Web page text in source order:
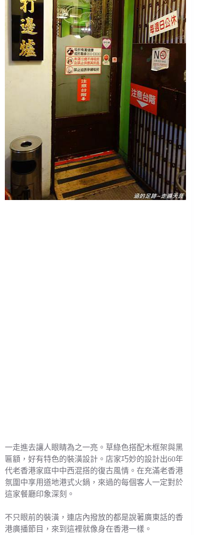
一走進去讓人眼睛為之一亮。草綠色搭配木框架與黑
匾額，好有特色的裝潢設計。店家巧妙的設計出60年
代老香港家庭中中西混搭的復古風情。在充滿老香港
氛圍中享用道地港式火鍋，來過的每個客人一定對於
這家餐廳印象深刻。
不只眼前的裝潢，連店內撥放的都是說著廣東話的香
港廣播節目，來到這裡就像身在香港一樣。